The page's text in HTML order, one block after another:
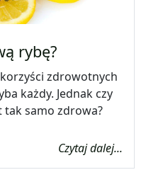
rybę?
zdrowotnych
każdy. Jednak czy
tak samo zdrowa?
Czytaj dalej...